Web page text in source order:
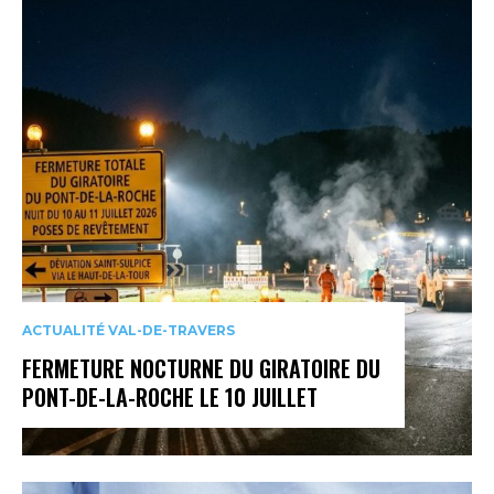
ACTUALITÉ VAL-DE-TRAVERS
FERMETURE NOCTURNE DU GIRATOIRE DU
PONT-DE-LA-ROCHE LE 10 JUILLET